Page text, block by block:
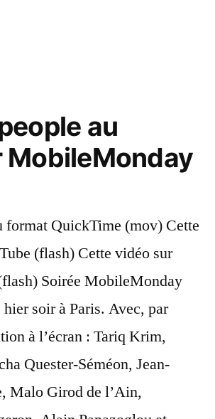
au
MobileMonday
format QuickTime (mov) Cette
(flash) Cette vidéo sur
Soirée MobileMonday
soir à Paris. Avec, par
à l’écran : Tariq Krim,
Quester-Séméon, Jean-
Malo Girod de l’Ain,